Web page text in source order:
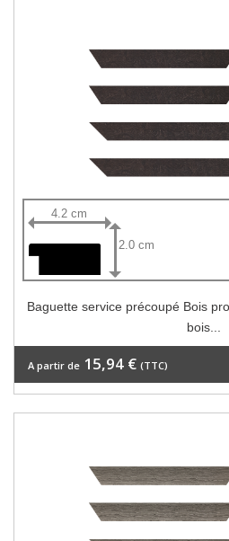
4.2 cm
2.0 cm
Baguette service précoupé Bois
bois...
A partir de 15,94 € (TTC)